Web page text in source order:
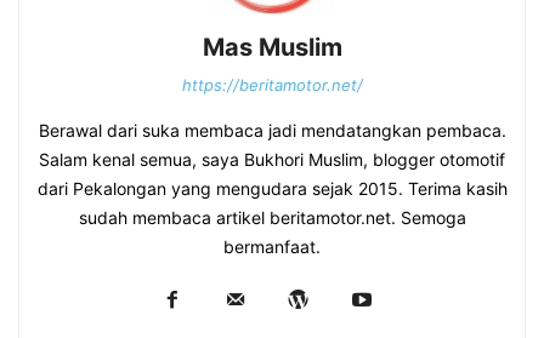
Mas Muslim
https://beritamotor.net/
Berawal dari suka membaca jadi mendatangkan pembaca.
Salam kenal semua, saya Bukhori Muslim, blogger otomotif
dari Pekalongan yang mengudara sejak 2015. Terima kasih
sudah membaca artikel beritamotor.net. Semoga
bermanfaat.